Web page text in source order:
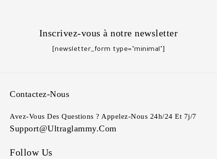
Inscrivez-vous à notre newsletter
[newsletter_form type="minimal"]
Contactez-Nous
Avez-Vous Des Questions ? Appelez-Nous 24h/24 Et 7j/7
Support@ultraglammy.com
Follow Us